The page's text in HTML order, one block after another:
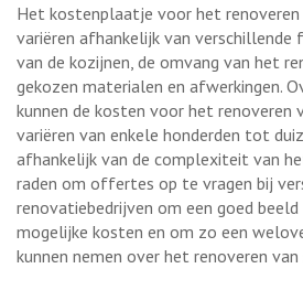
Het kostenplaatje voor het
variëren afhankelijk van
van de kozijnen, de omvang van het
gekozen materialen en afwerkingen.
kunnen de kosten voor het renoveren
variëren van enkele honderden tot
afhankelijk van de complexiteit van
raden om offertes op te vragen bij
renovatiebedrijven om een goed
mogelijke kosten en om zo een
kunnen nemen over het renoveren